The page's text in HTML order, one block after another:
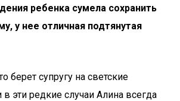
ребенка сумела сохранить
у нее отличная подтянутая
берет супругу на светские
в эти редкие случаи Алина всегда